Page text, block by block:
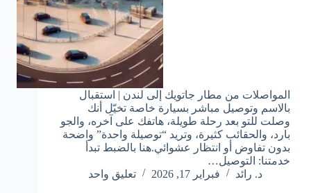
المواصلات من مطار جاتويك إلى لندن | استقبال
بالاسم وتوصيل مباشر بسيارة خاصة تخيّل أنك
وصلت للتو بعد رحلة طويلة، هاتفك على آخره، والجو
بارد، والحقائب كثيرة، وتريد “توصيلة واحدة” واضحة
بدون تفاوض أو انتظار عشوائي.هنا بالضبط تبدأ
خدمتنا: التوصيل…
د. رائد
فبراير 17, 2026 تعليق واحد